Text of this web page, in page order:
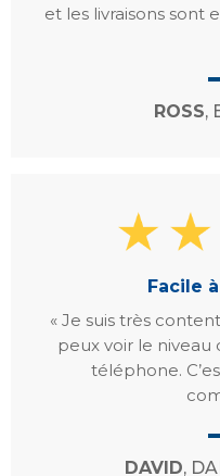
et les livraisons sont
ROSS,
Facile
« Je suis très
peux voir le niveau
téléphone.
DAVID,